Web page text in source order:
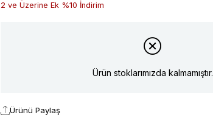
2 ve Üzerine Ek %10 İndirim
Ürün stoklarımızda kalmamıştır.
Ürünü Paylaş